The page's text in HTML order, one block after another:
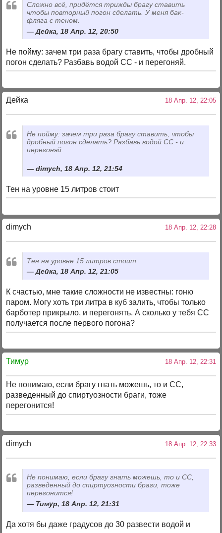
Сложно всё, придётся трижды брагу ставить
чтобы повторный погон сделать. У меня бак-
фляга с теном.
Дейка, 18 Апр. 12, 20:50
Не пойму: зачем три раза брагу ставить, чтобы дробный
погон сделать? Разбавь водой СС - и перегоняй.
Дейка 18 Апр. 12, 22:05
Не пойму: зачем три раза брагу ставить, чтобы
дробный погон сделать? Разбавь водой СС - и
перегоняй.
dimych, 18 Апр. 12, 21:54
Тен на уровне 15 литров стоит
dimych 18 Апр. 12, 22:28
Тен на уровне 15 литров стоит
Дейка, 18 Апр. 12, 21:05
К счастью, мне такие сложности не известны: гоню
паром. Могу хоть три литра в куб залить, чтобы только
барботер прикрыло, и перегонять. А сколько у тебя СС
получается после первого погона?
Тимур 18 Апр. 12, 22:31
Не понимаю, если брагу гнать можешь, то и СС,
разведенный до спиртуозности браги, тоже
перегонится!
dimych 18 Апр. 12, 22:33
Не понимаю, если брагу гнать можешь, то и СС,
разведенный до спиртуозности браги, тоже
перегонится!
Тимур, 18 Апр. 12, 21:31
Да хотя бы даже градусов до 30 развести водой и